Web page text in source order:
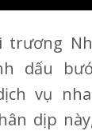
trương
dấu
vụ
dịp